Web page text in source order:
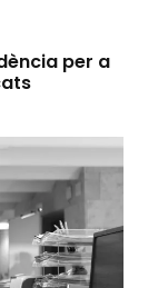
per a